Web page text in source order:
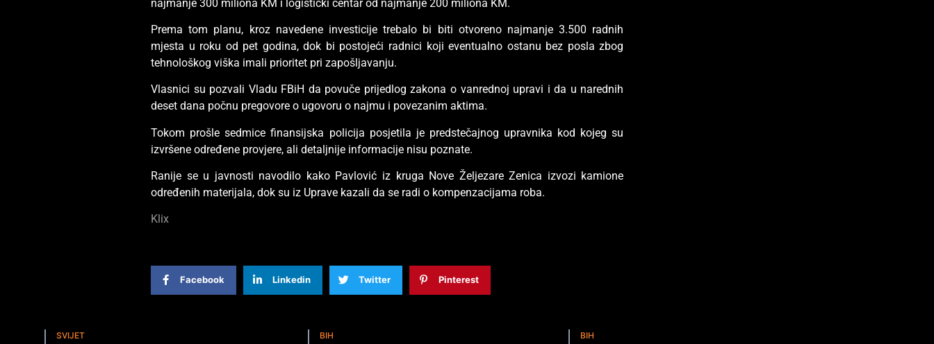
najmanje 300 miliona KM i logistički centar od najmanje 200 miliona KM.
Prema tom planu, kroz navedene investicije trebalo bi biti otvoreno najmanje 3.500 radnih
mjesta u roku od pet godina, dok bi postojeći radnici koji eventualno ostanu bez posla zbog
tehnološkog viška imali prioritet pri zapošljavanju.
Vlasnici su pozvali Vladu FBiH da povuče prijedlog zakona o vanrednoj upravi i da u narednih
deset dana počnu pregovore o ugovoru o najmu i povezanim aktima.
Tokom prošle sedmice finansijska policija posjetila je predstečajnog upravnika kod kojeg su
izvršene određene provjere, ali detaljnije informacije nisu poznate.
Ranije se u javnosti navodilo kako Pavlović iz kruga Nove Željezare Zenica izvozi kamione
određenih materijala, dok su iz Uprave kazali da se radi o kompenzacijama roba.
Klix
Facebook Linkedin Twitter Pinterest
SVIJET BIH BIH